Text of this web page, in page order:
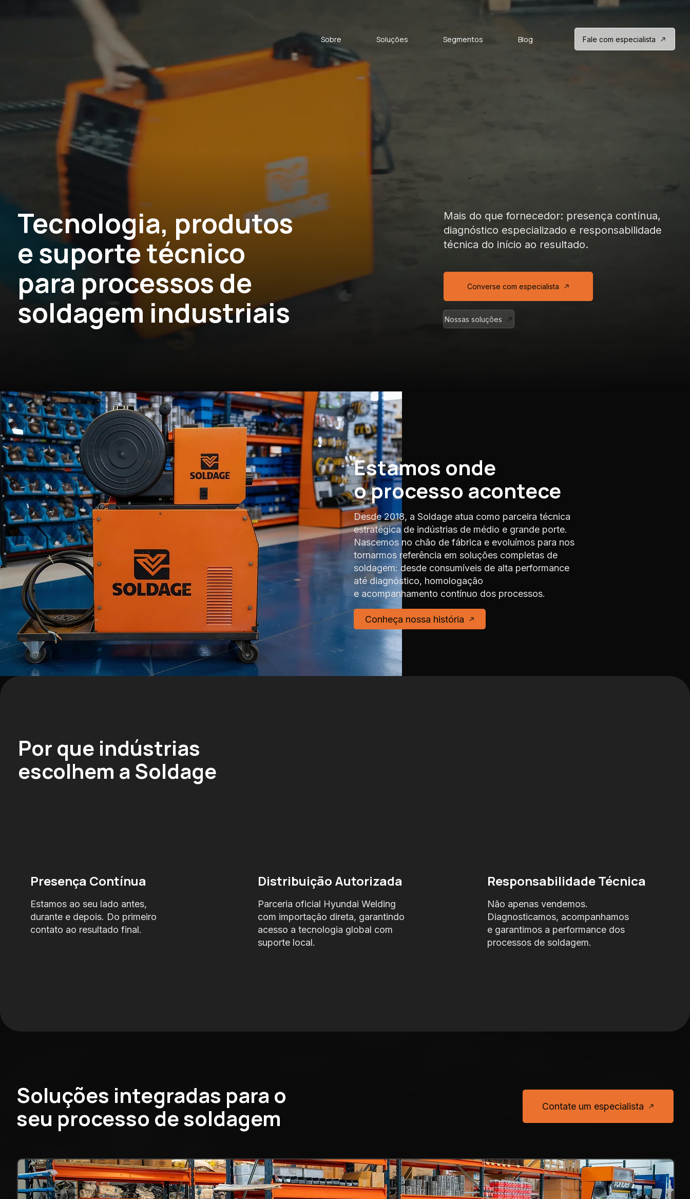
Sobre Soluções Segmentos Blog Fale com especialista
Tecnologia, produtos
e suporte técnico
para processos de
soldagem industriais
Mais do que fornecedor: presença contínua,
diagnóstico especializado e responsabilidade
técnica do início ao resultado.
Converse com especialista
Nossas soluções
Estamos onde
o processo acontece
Desde 2018, a Soldage atua como parceira técnica
estratégica de indústrias de médio e grande porte.
Nascemos no chão de fábrica e evoluímos para nos
tornarmos referência em soluções completas de
soldagem: desde consumíveis de alta performance
até diagnóstico, homologação
e acompanhamento contínuo dos processos.
Conheça nossa história
Por que indústrias
escolhem a Soldage
Presença Contínua
Estamos ao seu lado antes,
durante e depois. Do primeiro
contato ao resultado final.
Distribuição Autorizada
Parceria oficial Hyundai Welding
com importação direta, garantindo
acesso a tecnologia global com
suporte local.
Responsabilidade Técnica
Não apenas vendemos.
Diagnosticamos, acompanhamos
e garantimos a performance dos
processos de soldagem.
Soluções integradas para o
seu processo de soldagem
Contate um especialista